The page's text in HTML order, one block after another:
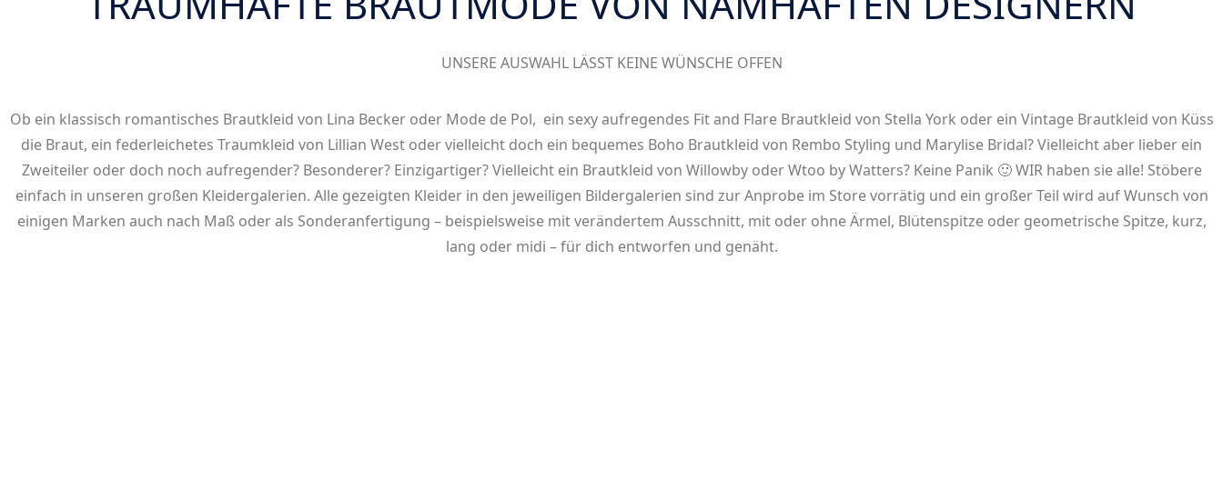
UNSERE AUSWAHL LÄSST KEINE WÜNSCHE OFFEN
Ob ein klassisch romantisches Brautkleid von Lina Becker oder Mode de Pol, ein sexy aufregendes Fit and Flare Brautkleid von Stella York oder ein Vintage Brautkleid von Küss
die Braut, ein federleichetes Traumkleid von Lillian West oder vielleicht doch ein bequemes Boho Brautkleid von Rembo Styling und Marylise Bridal? Vielleicht aber lieber ein
Zweiteiler oder doch noch aufregender? Besonderer? Einzigartiger? Vielleicht ein Brautkleid von Willowby oder Wtoo by Watters? Keine Panik 🙂 WIR haben sie alle! Stöbere
einfach in unseren großen Kleidergalerien. Alle gezeigten Kleider in den jeweiligen Bildergalerien sind zur Anprobe im Store vorrätig und ein großer Teil wird auf Wunsch von
einigen Marken auch nach Maß oder als Sonderanfertigung – beispielsweise mit verändertem Ausschnitt, mit oder ohne Ärmel, Blütenspitze oder geometrische Spitze, kurz,
lang oder midi – für dich entworfen und genäht.